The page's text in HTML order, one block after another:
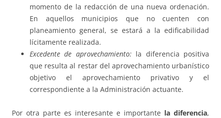
momento de la redacción de una nueva ordenación.
En aquellos municipios que no cuenten con
planeamiento general, se estará a la edificabilidad
lícitamente realizada.
Excedente de aprovechamiento: la diferencia positiva
que resulta al restar del aprovechamiento urbanístico
objetivo el aprovechamiento privativo y el
correspondiente a la Administración actuante.
Por otra parte es interesante e importante la diferencia,